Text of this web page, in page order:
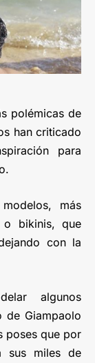
polémicas de
han criticado
para
más
o bikinis, que
con la
algunos
de Giampaolo
poses que por
sus miles de